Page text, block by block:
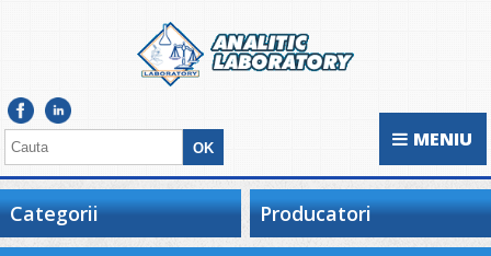
MENIU
Categorii Producatori